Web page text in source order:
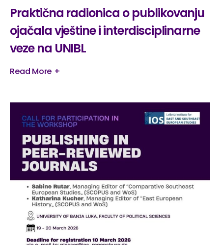
Praktična radionica o publikovanju
ojačala vještine i interdisciplinarne
veze na UNIBL
Read More +